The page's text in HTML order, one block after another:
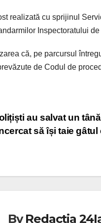
realizată cu sprijinul
Inspectoratului
că, pe parcursul
de Codul de
au salvat un
să își taie
ByRedactia